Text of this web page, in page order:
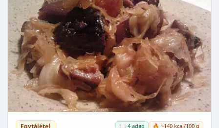
Egytálétel 🍽️ 4 adag 🔥 ~140 kcal/100 g